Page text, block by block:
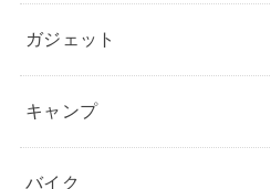
ガジェット
キャンプ
バイク